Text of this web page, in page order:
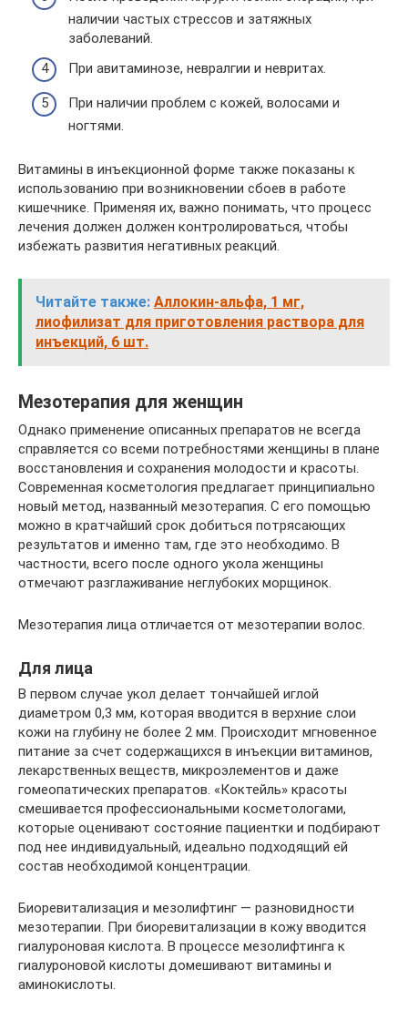
наличии частых стрессов и затяжных
заболеваний.
При авитаминозе, невралгии и невритах.
При наличии проблем с кожей, волосами и
ногтями.
Витамины в инъекционной форме также показаны к
использованию при возникновении сбоев в работе
кишечнике. Применяя их, важно понимать, что процесс
лечения должен должен контролироваться, чтобы
избежать развития негативных реакций.
Читайте также: Аллокин-альфа, 1 мг,
лиофилизат для приготовления раствора для
инъекций, 6 шт.
Мезотерапия для женщин
Однако применение описанных препаратов не всегда
справляется со всеми потребностями женщины в плане
восстановления и сохранения молодости и красоты.
Современная косметология предлагает принципиально
новый метод, названный мезотерапия. С его помощью
можно в кратчайший срок добиться потрясающих
результатов и именно там, где это необходимо. В
частности, всего после одного укола женщины
отмечают разглаживание неглубоких морщинок.
Мезотерапия лица отличается от мезотерапии волос.
Для лица
В первом случае укол делает тончайшей иглой
диаметром 0,3 мм, которая вводится в верхние слои
кожи на глубину не более 2 мм. Происходит мгновенное
питание за счет содержащихся в инъекции витаминов,
лекарственных веществ, микроэлементов и даже
гомеопатических препаратов. «Коктейль» красоты
смешивается профессиональными косметологами,
которые оценивают состояние пациентки и подбирают
под нее индивидуальный, идеально подходящий ей
состав необходимой концентрации.
Биоревитализация и мезолифтинг — разновидности
мезотерапии. При биоревитализации в кожу вводится
гиалуроновая кислота. В процессе мезолифтинга к
гиалуроновой кислоты домешивают витамины и
аминокислоты.